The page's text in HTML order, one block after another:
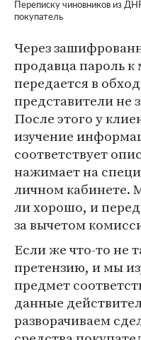
Переписку чиновников из
покупатель
Через
продавца пароль к
передается в
представители не
После этого у
изучение
соответствует
нажимает на
личном кабинете.
ли хорошо, и
за вычетом
Если же что-то не
претензию, и мы
предмет
данные
разворачиваем